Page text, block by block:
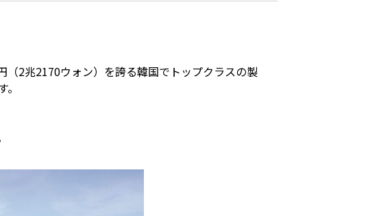
2兆2170ウォン）を誇る韓国でトップクラスの製